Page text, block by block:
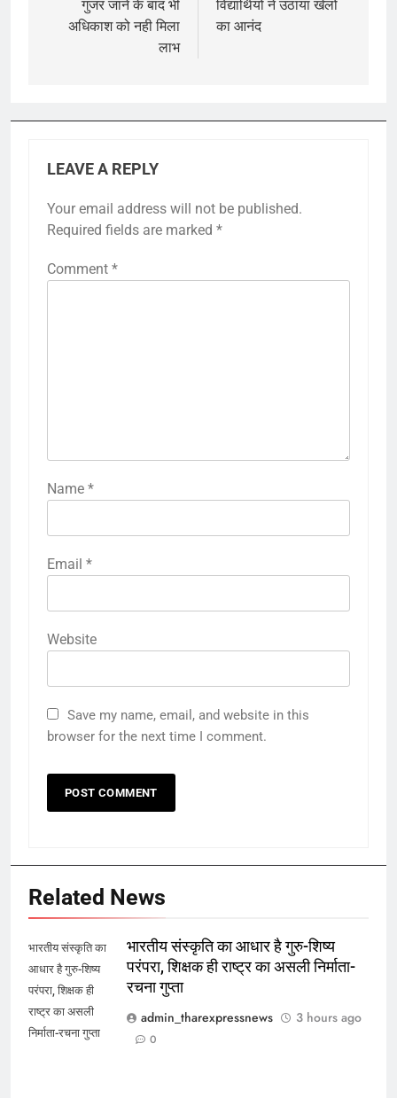
गुजर जाने के बाद भी
अधिकाश को नही मिला
लाभ
विद्यार्थियों ने उठाया खेलो
का आनंद
LEAVE A REPLY
Your email address will not be published.
Required fields are marked *
Comment *
Name *
Email *
Website
Save my name, email, and website in this
browser for the next time I comment.
Related News
भारतीय संस्कृति का
आधार है गुरु-शिष्य
परंपरा, शिक्षक ही
राष्ट्र का असली
निर्माता-रचना गुप्ता
भारतीय संस्कृति का आधार है गुरु-शिष्य
परंपरा, शिक्षक ही राष्ट्र का असली निर्माता-
रचना गुप्ता
admin_tharexpressnews
3 hours ago
0